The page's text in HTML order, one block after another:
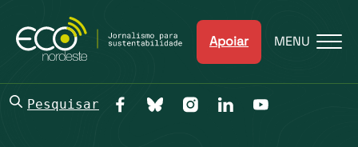
Apoiar MENU
Pesquisar